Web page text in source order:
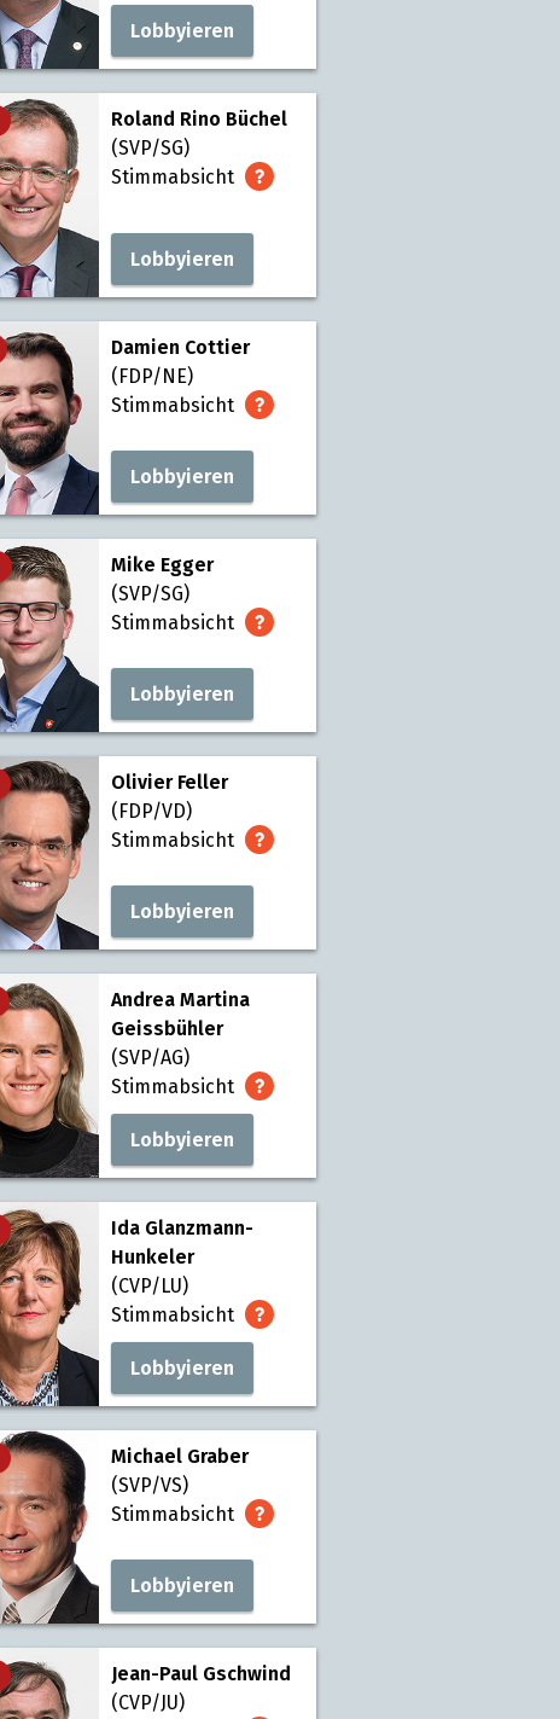
Lobbyieren
Roland Rino Büchel
(SVP/SG)
Stimmabsicht
Lobbyieren
Damien Cottier
(FDP/NE)
Stimmabsicht
Lobbyieren
Mike Egger
(SVP/SG)
Stimmabsicht
Lobbyieren
Olivier Feller
(FDP/VD)
Stimmabsicht
Lobbyieren
Andrea Martina
Geissbühler
(SVP/AG)
Stimmabsicht
Lobbyieren
Ida Glanzmann-
Hunkeler
(CVP/LU)
Stimmabsicht
Lobbyieren
Michael Graber
(SVP/VS)
Stimmabsicht
Lobbyieren
Jean-Paul Gschwind
(CVP/JU)